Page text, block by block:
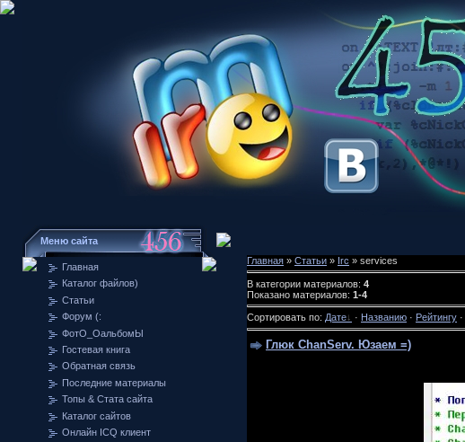
Меню сайта
Главная
Каталог файлов)
Статьи
Форум (:
ФотО_ОальбомЫ
Гостевая книга
Обратная связь
Последние материалы
Топы & Стата сайта
Каталог сайтов
Онлайн ICQ клиент
Главная » Статьи » Irc » services
В категории материалов: 4
Показано материалов: 1-4
Сортировать по: Дате · Названию · Рейтингу ·
Глюк ChanServ. Юзаем =)